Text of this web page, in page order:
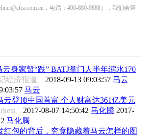
，电话：400-880-9888），我们会第
云身家暂“跌” BATJ掌门人半年缩水170
经济报道 2018-09-13 09:03:57 马云
马云
云登顶中国首富 个人财富达361亿美元
2017-08-07 14:50:42 马化腾 2017-
马化腾
红包的背后，究竟隐藏着马云怎样的图